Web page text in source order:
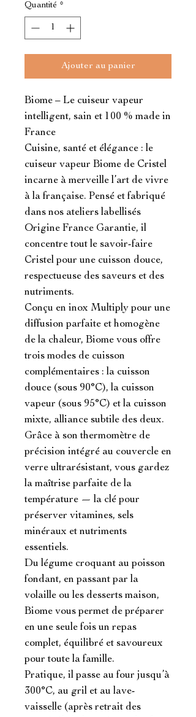
Quantité *
Ajouter au panier
Biome – Le cuiseur vapeur
intelligent, sain et 100 % made in
France
Cuisine, santé et élégance : le
cuiseur vapeur Biome de Cristel
incarne à merveille l’art de vivre
à la française. Pensé et fabriqué
dans nos ateliers labellisés
Origine France Garantie, il
concentre tout le savoir-faire
Cristel pour une cuisson douce,
respectueuse des saveurs et des
nutriments.
Conçu en inox Multiply pour une
diffusion parfaite et homogène
de la chaleur, Biome vous offre
trois modes de cuisson
complémentaires : la cuisson
douce (sous 90°C), la cuisson
vapeur (sous 95°C) et la cuisson
mixte, alliance subtile des deux.
Grâce à son thermomètre de
précision intégré au couvercle en
verre ultrarésistant, vous gardez
la maîtrise parfaite de la
température — la clé pour
préserver vitamines, sels
minéraux et nutriments
essentiels.
Du légume croquant au poisson
fondant, en passant par la
volaille ou les desserts maison,
Biome vous permet de préparer
en une seule fois un repas
complet, équilibré et savoureux
pour toute la famille.
Pratique, il passe au four jusqu’à
300°C, au gril et au lave-
vaisselle (après retrait des